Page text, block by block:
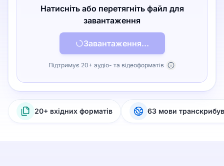
Натисніть або перетягніть файл для
завантаження
Завантаження...
Підтримує 20+ аудіо- та відеоформатів
20+ вхідних форматів 63 мови